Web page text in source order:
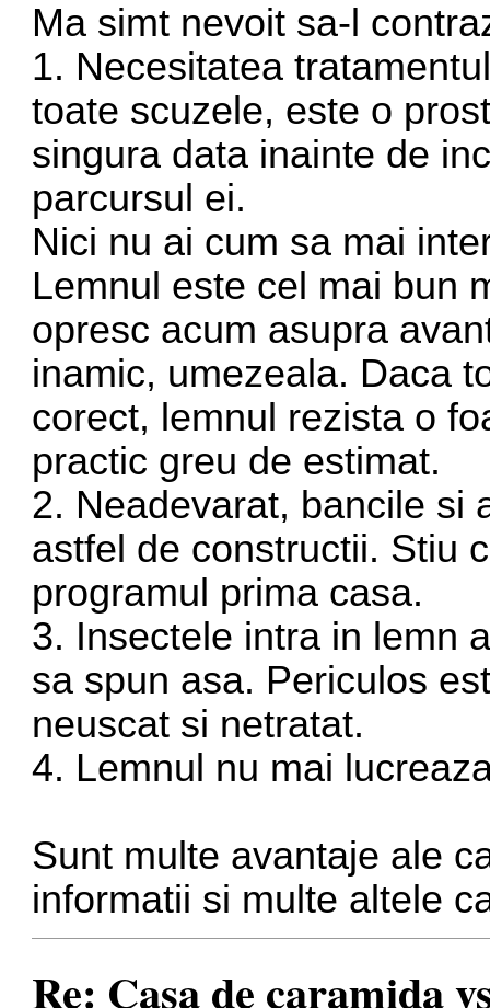
Ma simt nevoit sa-l
1. Necesitatea
toate scuzele, este o
singura data inainte de
parcursul ei.
Nici nu ai cum sa mai
Lemnul este cel mai bun
opresc acum asupra
inamic, umezeala. Daca
corect, lemnul rezista o
practic greu de estimat.
2. Neadevarat, bancile si
astfel de constructii. Stiu
programul prima casa.
3. Insectele intra in lemn
sa spun asa. Periculos
neuscat si netratat.
4. Lemnul nu mai
Sunt multe avantaje ale
informatii si multe altele
Re: Casa de caramida